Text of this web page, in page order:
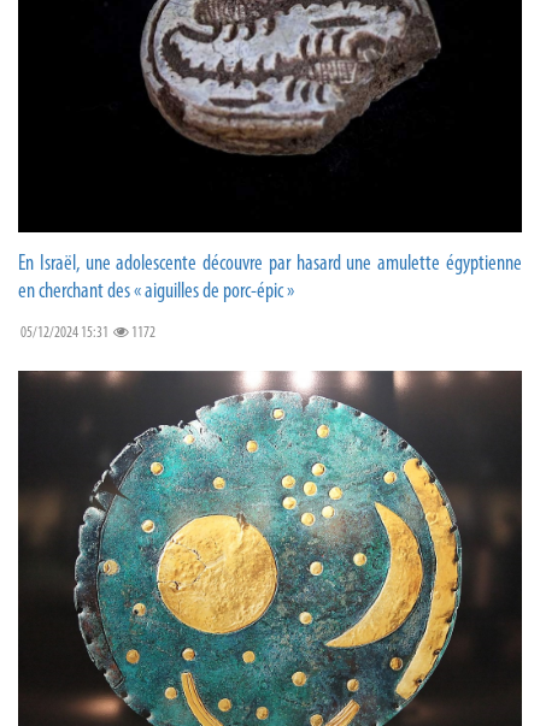
En Israël, une adolescente découvre par hasard une amulette égyptienne
en cherchant des « aiguilles de porc-épic »
05/12/2024 15:31 1172